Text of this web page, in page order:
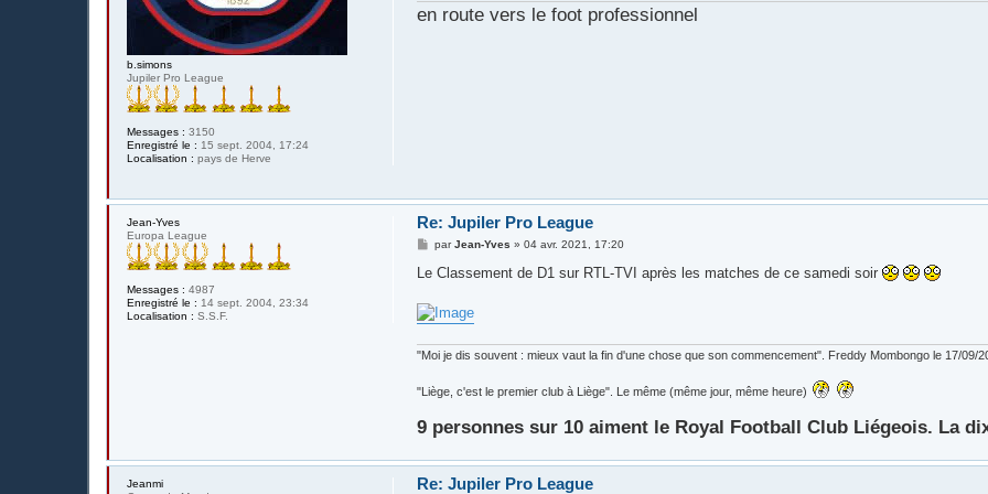
b.simons
Jupiler Pro League
Messages : 3150
Enregistré le : 15 sept. 2004, 17:24
Localisation : pays de Herve
en route vers le foot professionnel
Jean-Yves
Europa League
Messages : 4987
Enregistré le : 14 sept. 2004, 23:34
Localisation : S.S.F.
Re: Jupiler Pro League
M
s
g
e
parJean-Yves »04 avr. 2021, 17:20
Le Classement de D1 sur RTL-TVI après les matches de ce samedi soir
"Moi je dis souvent : mieux vaut la fin d'une chose que son commencement". Freddy Mombongo le 17/09/
"Liège, c'est le premier club à Liège". Le même (même jour, même heure)
9 personnes sur 10 aiment le Royal Football Club Liégeois. La
Jeanmi
Re: Jupiler Pro League